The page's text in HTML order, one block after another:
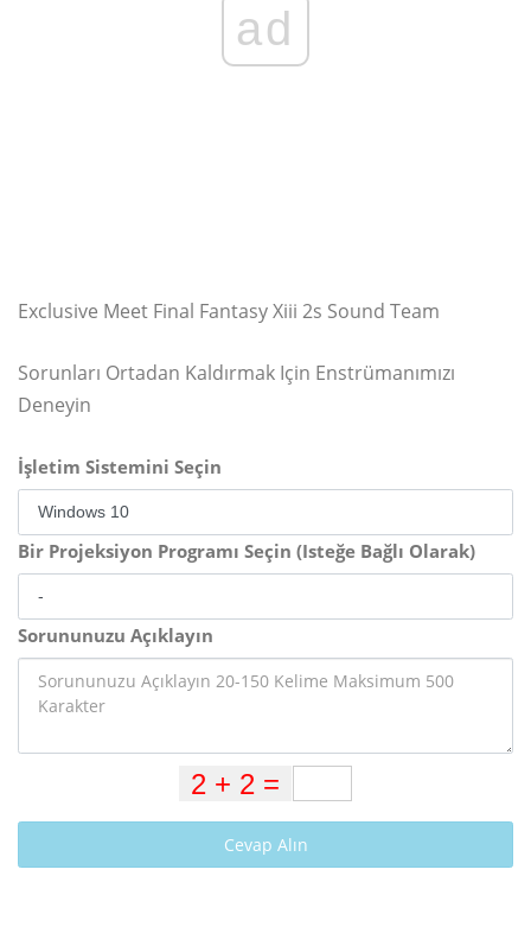
ad
Exclusive Meet Final Fantasy Xiii 2s Sound Team
Sorunları Ortadan Kaldırmak Için Enstrümanımızı
Deneyin
İşletim Sistemini Seçin
Bir Projeksiyon Programı Seçin (Isteğe Bağlı Olarak)
Sorununuzu Açıklayın
Cevap Alın